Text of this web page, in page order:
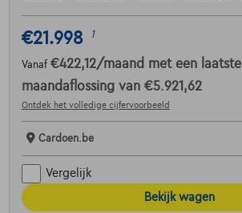
€21.998 1
Vanaf €422,12/maand met een laatste
maandaflossing van €5.921,62
Ontdek het volledige cijfervoorbeeld
Cardoen.be
Vergelijk
Bekijk wagen